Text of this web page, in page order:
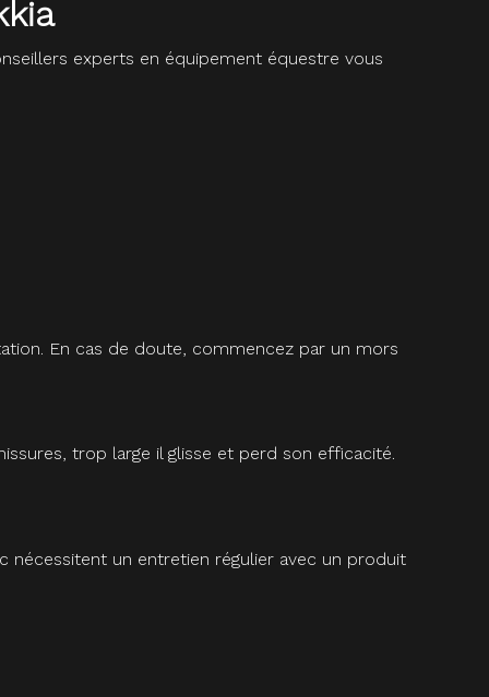
experts en équipement équestre vous
En cas de doute, commencez par un mors
trop large il glisse et perd son efficacité.
nécessitent un entretien régulier avec un produit